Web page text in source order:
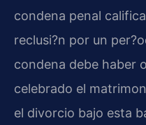
condena penal
reclusi?n por un
condena debe haber
celebrado el
el divorcio bajo esta